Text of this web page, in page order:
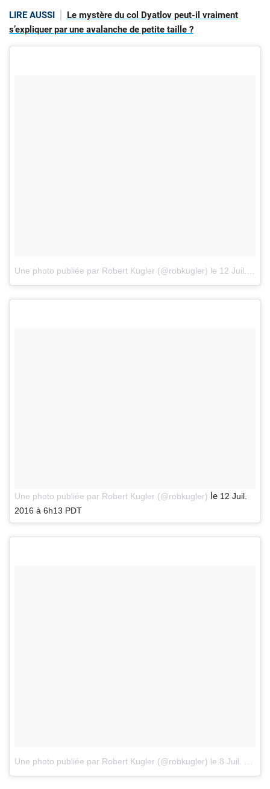
LIRE AUSSI
Le mystère du col Dyatlov peut-il vraiment
s’expliquer par une avalanche de petite taille ?
Une photo publiée par Robert Kugler (@robkugler) le 12 Juil. 2016 à 9h46 PDT
Une photo publiée par Robert Kugler (@robkugler) le 12 Juil.
2016 à 6h13 PDT
Une photo publiée par Robert Kugler (@robkugler) le 8 Juil. 2016 à 7h15 PDT